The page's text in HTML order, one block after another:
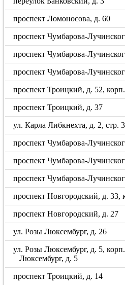
проспект Ломоносова, д. 60
проспект Чумбарова-
проспект Чумбарова-
проспект Чумбарова-
проспект Троицкий, д. 52, корп.
проспект Троицкий, д. 37
ул. Карла Либкнехта, д. 2, стр. 3
проспект Чумбарова-
проспект Чумбарова-
проспект Чумбарова-
проспект Новгородский, д. 33,
проспект Новгородский, д. 27
ул. Розы Люксембург, д. 26
ул. Розы Люксембург, д. 5,
Люксембург, д. 5
проспект Троицкий, д. 14